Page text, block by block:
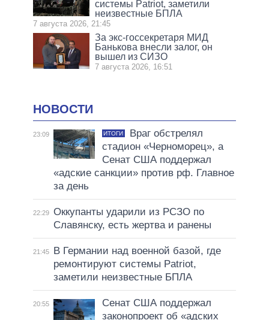
системы Patriot, заметили
неизвестные БПЛА
7 августа 2026, 21:45
За экс-госсекретаря МИД
Банькова внесли залог, он
вышел из СИЗО
7 августа 2026, 16:51
НОВОСТИ
23:09 ИТОГИ
Враг обстрелял
стадион «Черноморец», а
Сенат США поддержал
«адские санкции» против рф. Главное
за день
22:29 Оккупанты ударили из РСЗО по
Славянску, есть жертва и ранены
21:45
В Германии над военной базой, где
ремонтируют системы Patriot,
заметили неизвестные БПЛА
20:55
Сенат США поддержал
законопроект об «адских